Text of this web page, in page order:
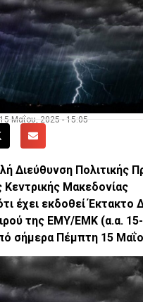
15 Μαΐου, 2025 - 15:05
Διεύθυνση Πολιτικής
Κεντρικής Μακεδονίας
έχει εκδοθεί Έκτακτο
της ΕΜΥ/ΕΜΚ (α.α.
σήμερα Πέμπτη 15